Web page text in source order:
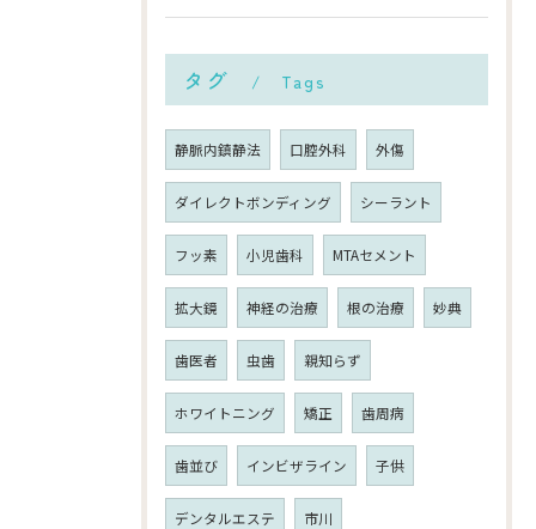
タグ Tags
静脈内鎮静法 口腔外科 外傷
ダイレクトボンディング シーラント
フッ素 小児歯科 MTAセメント
拡大鏡 神経の治療 根の治療 妙典
歯医者 虫歯 親知らず
ホワイトニング 矯正 歯周病
歯並び インビザライン 子供
デンタルエステ 市川